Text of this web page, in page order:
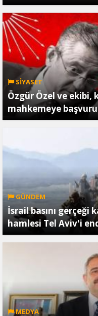
SİYASET
Özgür Özel ve ekibi,
mahkemeye
GÜNDEM
İsrail basını
hamlesi Tel Aviv'i
MEDYA